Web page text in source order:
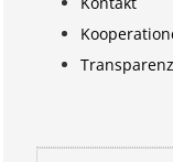
Transparenz